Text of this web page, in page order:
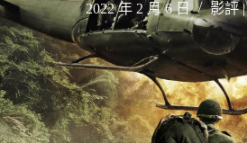
2022 年 2 月 6 日 影評